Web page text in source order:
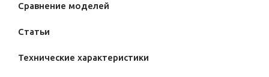
Сравнение моделей
Статьи
Технические характеристики